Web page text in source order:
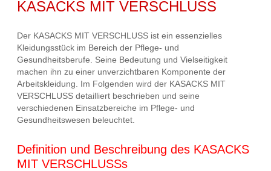
KASACKS MIT VERSCHLUSS
Der KASACKS MIT VERSCHLUSS ist ein essenzielles
Kleidungsstück im Bereich der Pflege- und
Gesundheitsberufe. Seine Bedeutung und Vielseitigkeit
machen ihn zu einer unverzichtbaren Komponente der
Arbeitskleidung. Im Folgenden wird der KASACKS MIT
VERSCHLUSS detailliert beschrieben und seine
verschiedenen Einsatzbereiche im Pflege- und
Gesundheitswesen beleuchtet.
Definition und Beschreibung des KASACKS
MIT VERSCHLUSSs